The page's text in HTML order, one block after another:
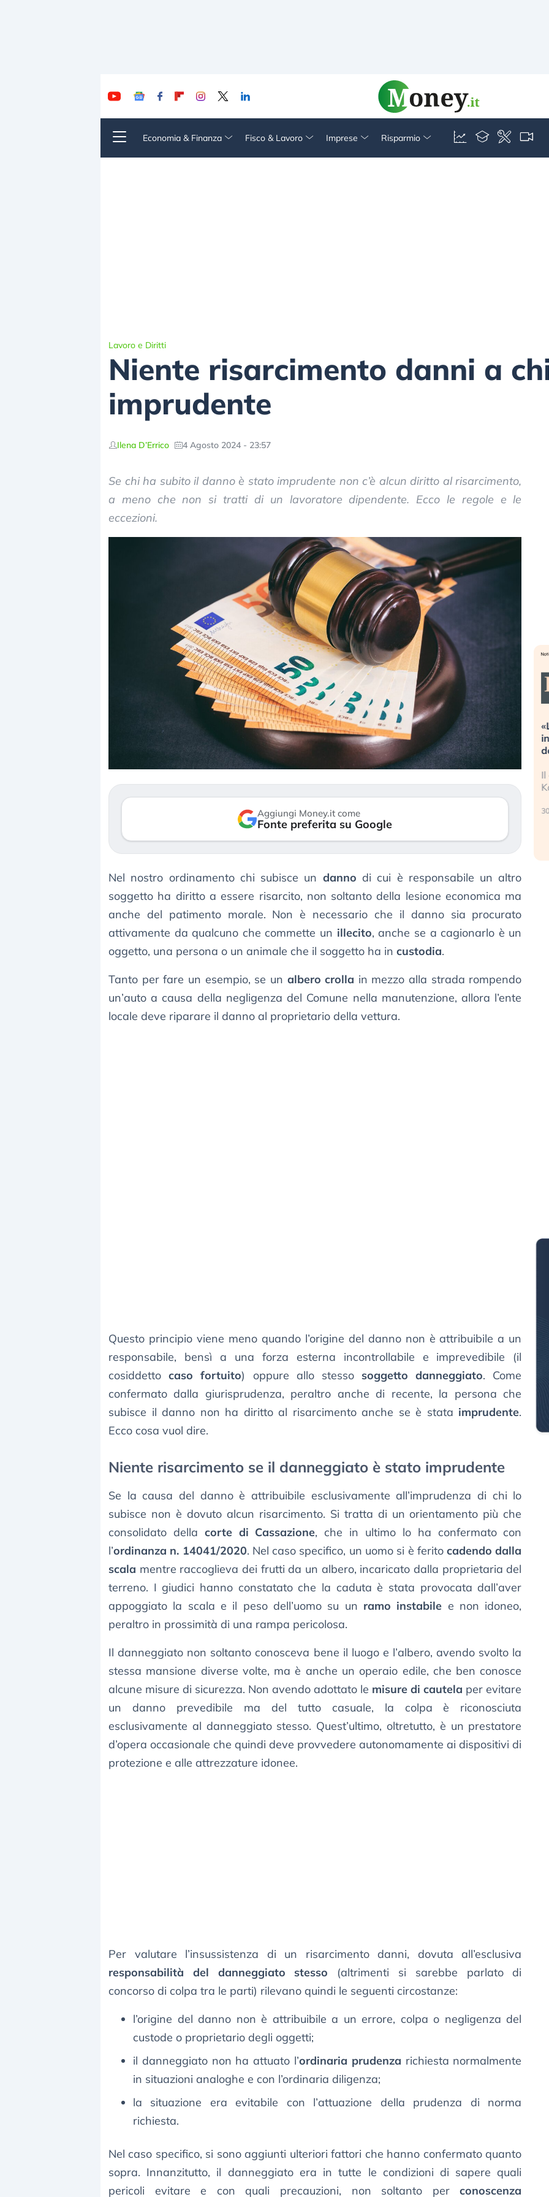
Economia & Finanza Fisco & Lavoro Imprese Risparmio
Lavoro e Diritti
Niente risarcimento danni a
imprudente
Ilena D’Errico 4 Agosto 2024 - 23:57
Se chi ha subito il danno è stato imprudente non c’è alcun diritto al risarcimento,
a meno che non si tratti di un lavoratore dipendente. Ecco le regole e le
eccezioni.
Aggiungi Money.it come
Fonte preferita su Google
Nel nostro ordinamento chi subisce un danno di cui è responsabile un altro
soggetto ha diritto a essere risarcito, non soltanto della lesione economica ma
anche del patimento morale. Non è necessario che il danno sia procurato
attivamente da qualcuno che commette un illecito, anche se a cagionarlo è un
oggetto, una persona o un animale che il soggetto ha in custodia.
Tanto per fare un esempio, se un albero crolla in mezzo alla strada rompendo
un’auto a causa della negligenza del Comune nella manutenzione, allora l’ente
locale deve riparare il danno al proprietario della vettura.
Questo principio viene meno quando l’origine del danno non è attribuibile a un
responsabile, bensì a una forza esterna incontrollabile e imprevedibile (il
cosiddettocaso fortuito) oppure allo stesso soggetto danneggiato. Come
confermato dalla giurisprudenza, peraltro anche di recente, la persona che
subisce il danno non ha diritto al risarcimento anche se è stata imprudente.
Ecco cosa vuol dire.
Niente risarcimento se il danneggiato è stato imprudente
Se la causa del danno è attribuibile esclusivamente all’imprudenza di chi lo
subisce non è dovuto alcun risarcimento. Si tratta di un orientamento più che
consolidato della corte di Cassazione, che in ultimo lo ha confermato con
l’ordinanza n. 14041/2020. Nel caso specifico, un uomo si è feritocadendo dalla
scala mentre raccoglieva dei frutti da un albero, incaricato dalla proprietaria del
terreno. I giudici hanno constatato che la caduta è stata provocata dall’aver
appoggiato la scala e il peso dell’uomo su un ramo instabile e non idoneo,
peraltro in prossimità di una rampa pericolosa.
Il danneggiato non soltanto conosceva bene il luogo e l’albero, avendo svolto la
stessa mansione diverse volte, ma è anche un operaio edile, che ben conosce
alcune misure di sicurezza. Non avendo adottato le misure di cautela per evitare
un danno prevedibile ma del tutto casuale, la colpa è riconosciuta
esclusivamente al danneggiato stesso. Quest’ultimo, oltretutto, è un prestatore
d’opera occasionale che quindi deve provvedere autonomamente ai dispositivi di
protezione e alle attrezzature idonee.
Per valutare l’insussistenza di un risarcimento danni, dovuta all’esclusiva
responsabilità del danneggiato stesso (altrimenti si sarebbe parlato di
concorso di colpa tra le parti) rilevano quindi le seguenti circostanze:
l’origine del danno non è attribuibile a un errore, colpa o negligenza del
custode o proprietario degli oggetti;
il danneggiato non ha attuato l’ordinaria prudenza richiesta normalmente
in situazioni analoghe e con l’ordinaria diligenza;
la situazione era evitabile con l’attuazione della prudenza di norma
richiesta.
Nel caso specifico, si sono aggiunti ulteriori fattori che hanno confermato quanto
sopra. Innanzitutto, il danneggiato era in tutte le condizioni di sapere quali
pericoli evitare e con quali precauzioni, non soltanto perconoscenza
Dalle valutazioni estreme alla
correzione. Cosa sta guidando il
repricing degli asset?
mostrando segni di stanchezza
verso le (…)
«La mia vita è rovinata». Investitori
in preda al panico dopo lo scoppio
della bolla AI
Kospi, mentre gli investitori retail (…)
30 luglio 2026